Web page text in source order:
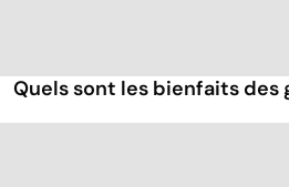
Quels sont les bienfaits des